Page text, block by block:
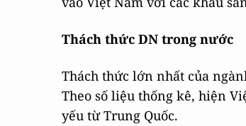
Thách thức DN trong nước
Thách thức lớn nhất của
Theo số liệu thống kê, hiện
yếu từ Trung Quốc.